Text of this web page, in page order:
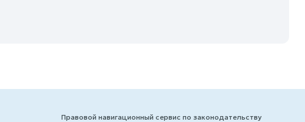
Правовой навигационный сервис по законодательству